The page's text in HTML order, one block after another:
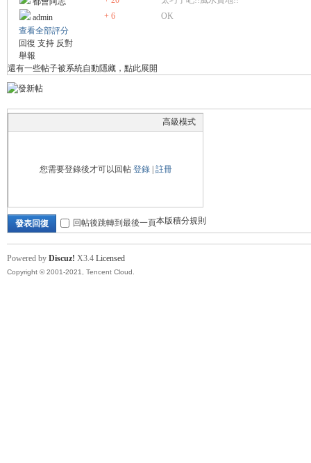
admin
+ 6
OK
查看全部評分
回復 支持 反對
舉報
還有一些帖子被系統自動隱藏，點此展開
高級模式
您需要登錄後才可以回帖 登錄| 註冊
本版積分規則
發表回復 回帖後跳轉到最後一頁
Powered by Discuz! X3.4 Licensed
Copyright © 2001-2021, Tencent Cloud.